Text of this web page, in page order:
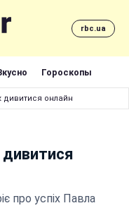
rbc.ua
Гороскопы
дивитися онлайн
про успіх Павла